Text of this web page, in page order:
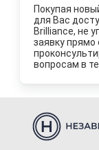
Покупая
для Вас
Brilliance, не
заявку
вопросам в